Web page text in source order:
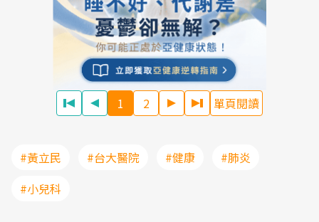
1 2 單頁閱讀
#黃立民 #台大醫院 #健康
#肺炎
#小兒科